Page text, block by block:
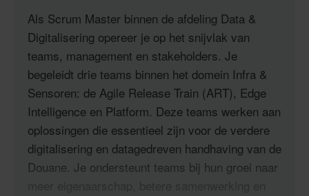
Als Scrum Master binnen de afdeling Data &
Digitalisering opereer je op het snijvlak van
teams, management en stakeholders. Je
begeleidt drie teams binnen het domein Infra &
Sensoren: de Agile Release Train (ART), Edge
Intelligence en Platform. Deze teams werken aan
oplossingen die essentieel zijn voor de verdere
digitalisering en datagedreven handhaving van de
Douane. Je ondersteunt teams bij hun groei naar